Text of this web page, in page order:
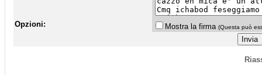
Opzioni: Mostra la firma (Questa può